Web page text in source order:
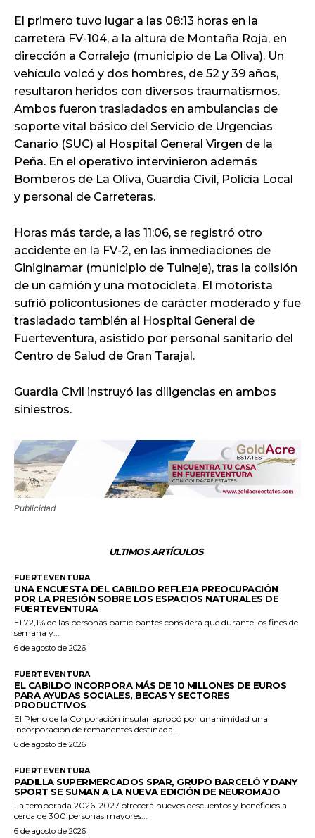
El primero tuvo lugar a las 08:13 horas en la
carretera FV-104, a la altura de Montaña Roja, en
dirección a Corralejo (municipio de La Oliva). Un
vehículo volcó y dos hombres, de 52 y 39 años,
resultaron heridos con diversos traumatismos.
Ambos fueron trasladados en ambulancias de
soporte vital básico del Servicio de Urgencias
Canario (SUC) al Hospital General Virgen de la
Peña. En el operativo intervinieron además
Bomberos de La Oliva, Guardia Civil, Policía Local
y personal de Carreteras.
Horas más tarde, a las 11:06, se registró otro
accidente en la FV-2, en las inmediaciones de
Giniginamar (municipio de Tuineje), tras la colisión
de un camión y una motocicleta. El motorista
sufrió policontusiones de carácter moderado y fue
trasladado también al Hospital General de
Fuerteventura, asistido por personal sanitario del
Centro de Salud de Gran Tarajal.
Guardia Civil instruyó las diligencias en ambos
siniestros.
Publicidad
ULTIMOS ARTÍCULOS
FUERTEVENTURA
UNA ENCUESTA DEL CABILDO REFLEJA PREOCUPACIÓN
POR LA PRESIÓN SOBRE LOS ESPACIOS NATURALES DE
FUERTEVENTURA
El 72,1% de las personas participantes considera que durante los fines de
semana y...
6 de agosto de 2026
FUERTEVENTURA
EL CABILDO INCORPORA MÁS DE 10 MILLONES DE EUROS
PARA AYUDAS SOCIALES, BECAS Y SECTORES
PRODUCTIVOS
El Pleno de la Corporación insular aprobó por unanimidad una
incorporación de remanentes destinada...
6 de agosto de 2026
FUERTEVENTURA
PADILLA SUPERMERCADOS SPAR, GRUPO BARCELÓ Y DANY
SPORT SE SUMAN A LA NUEVA EDICIÓN DE NEUROMAJO
La temporada 2026-2027 ofrecerá nuevos descuentos y beneficios a
cerca de 300 personas mayores...
6 de agosto de 2026